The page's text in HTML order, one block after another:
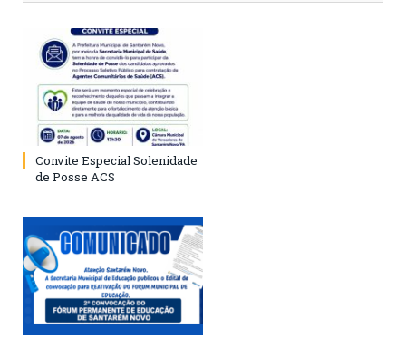
Convite Especial Solenidade
de Posse ACS